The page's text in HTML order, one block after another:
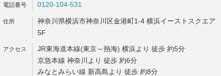
0120-104-531
神奈川県横浜市神奈川区金港町1-4 横浜イーストスクエア
5F
JR東海道本線(東京～熱海) 横浜より 徒歩 約5分
京急本線 神奈川より 徒歩 約6分
みなとみらい線 新高島より 徒歩 約8分